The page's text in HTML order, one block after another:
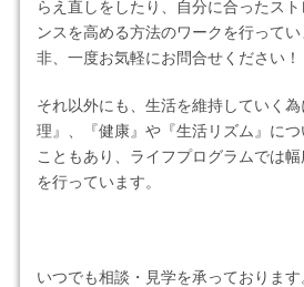
らえ直しをしたり、自分に合ったス
ンスを高める方法のワークを行って
非、一度お気軽にお問合せください！
それ以外にも、生活を維持していく
理』、『健康』や『生活リズム』につ
こともあり、ライフプログラムでは
を行っています。
いつでも相談・見学を承っております